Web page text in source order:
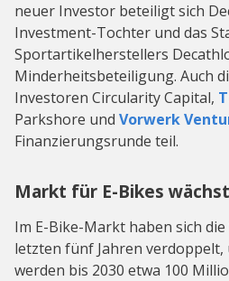
neuer Investor beteiligt sich
Investment-Tochter und das
Sportartikelherstellers
Minderheitsbeteiligung. Auch
Investoren Circularity Capital,
Parkshore und Vorwerk
Finanzierungsrunde teil.
Markt für E-Bikes
Im E-Bike-Markt haben sich
letzten fünf Jahren
werden bis 2030 etwa 100